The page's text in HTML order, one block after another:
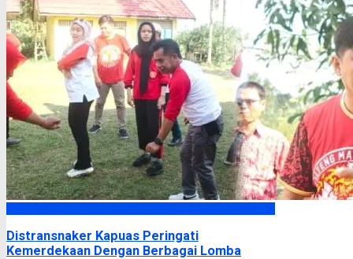
Distransnaker Kapuas Peringati
Kemerdekaan Dengan Berbagai Lomba